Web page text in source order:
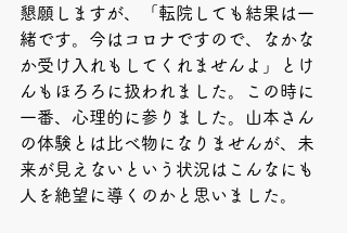
懇願しますが、「転院しても結果は一
緒です。今はコロナですので、なかな
か受け入れもしてくれませんよ」とけ
んもほろろに扱われました。この時に
一番、心理的に参りました。山本さん
の体験とは比べ物になりませんが、未
来が見えないという状況はこんなにも
人を絶望に導くのかと思いました。